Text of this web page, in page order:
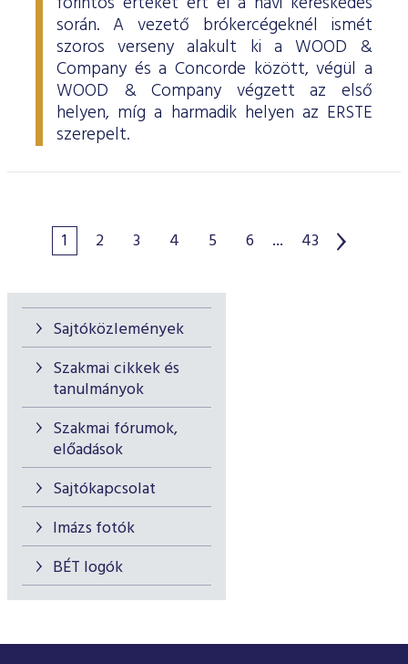
Sajtóközlemények
Szakmai cikkek és
tanulmányok
Szakmai fórumok,
előadások
Sajtókapcsolat
Imázs fotók
BÉT logók
során. A vezető brókercégeknél ismét
szoros verseny alakult ki a WOOD &
Company és a Concorde között, végül a
WOOD & Company végzett az első
helyen, míg a harmadik helyen az ERSTE
szerepelt.
1 2 3 4 5 6 ... 43